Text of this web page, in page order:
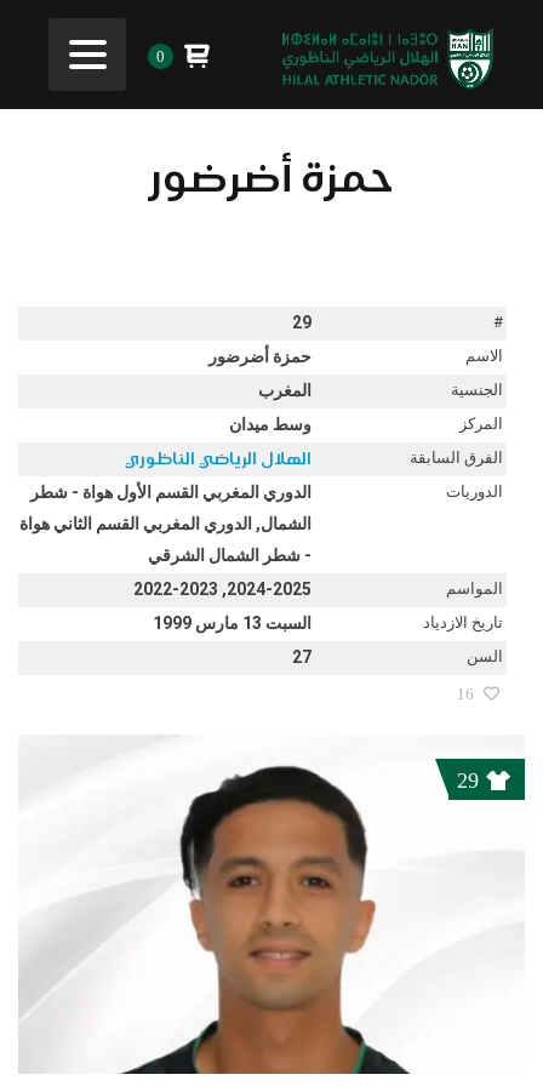
0
حمزة أضرضور
#
29
الاسم حمزة أضرضور
الجنسية المغرب
المركز وسط ميدان
الفرق السابقة الهلال الرياضي الناظوري
الدوريات
الدوري المغربي القسم الأول هواة - شطر
الشمال, الدوري المغربي القسم الثاني هواة
- شطر الشمال الشرقي
المواسم 2024-2025, 2022-2023
تاريخ الازدياد السبت 13 مارس 1999
السن 27
16
29